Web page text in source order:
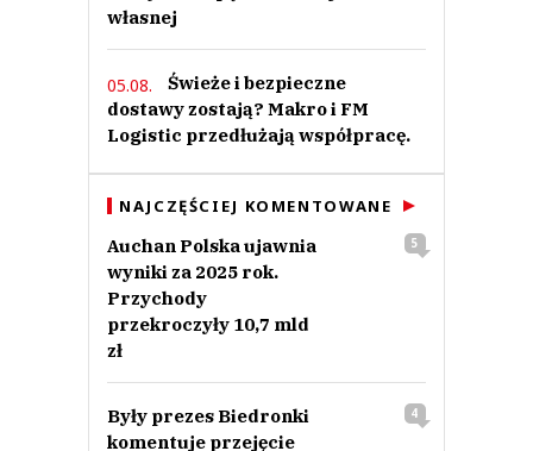
własnej
05.08.
Świeże i bezpieczne
dostawy zostają? Makro i FM
Logistic przedłużają współpracę.
NAJCZĘŚCIEJ KOMENTOWANE
Auchan Polska ujawnia
wyniki za 2025 rok.
Przychody
przekroczyły 10,7 mld
zł
5
Były prezes Biedronki
komentuje przejęcie
4